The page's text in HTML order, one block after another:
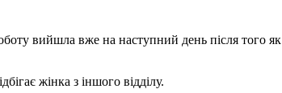
вийшла вже на наступний день після того як
жінка з іншого відділу.